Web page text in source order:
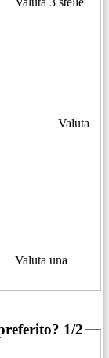
Valuta
Valuta una
1/2